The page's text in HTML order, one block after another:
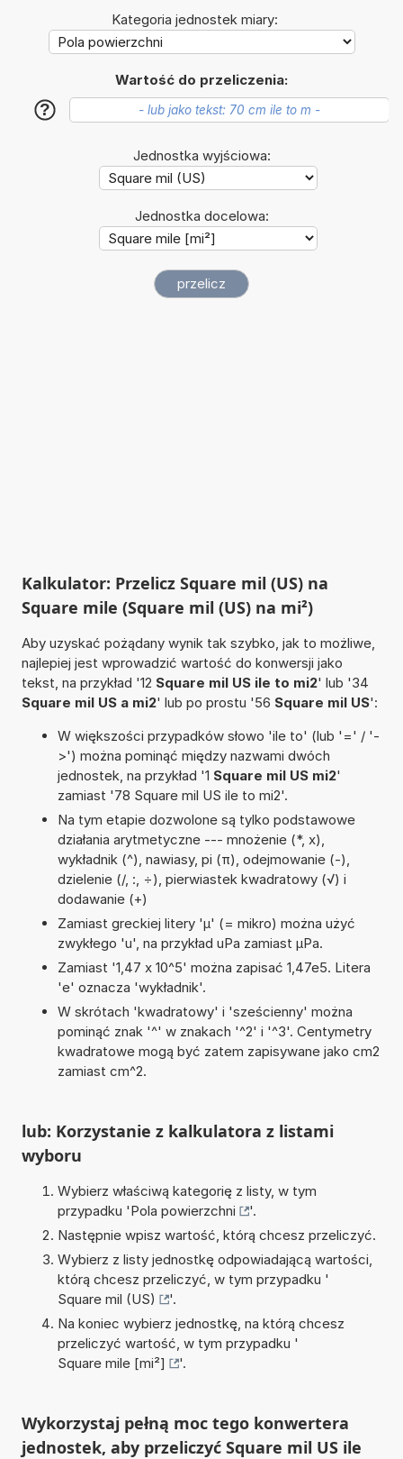
Kategoria jednostek miary:
Wartość do przeliczenia:
?
Jednostka wyjściowa:
Jednostka docelowa:
Kalkulator: Przelicz Square mil (US) na
Square mile (Square mil (US) na mi²)
Aby uzyskać pożądany wynik tak szybko, jak to możliwe,
najlepiej jest wprowadzić wartość do konwersji jako
tekst, na przykład '12 Square mil US ile to mi2' lub '34
Square mil US a mi2' lub po prostu '56 Square mil US':
W większości przypadków słowo 'ile to' (lub '=' / '-
>') można pominąć między nazwami dwóch
jednostek, na przykład '1 Square mil US mi2'
zamiast '78 Square mil US ile to mi2'.
Na tym etapie dozwolone są tylko podstawowe
działania arytmetyczne --- mnożenie (*, x),
wykładnik (^), nawiasy, pi (π), odejmowanie (-),
dzielenie (/, :, ÷), pierwiastek kwadratowy (√) i
dodawanie (+)
Zamiast greckiej litery 'µ' (= mikro) można użyć
zwykłego 'u', na przykład uPa zamiast µPa.
Zamiast '1,47 x 10^5' można zapisać 1,47e5. Litera
'e' oznacza 'wykładnik'.
W skrótach 'kwadratowy' i 'sześcienny' można
pominąć znak '^' w znakach '^2' i '^3'. Centymetry
kwadratowe mogą być zatem zapisywane jako cm2
zamiast cm^2.
lub: Korzystanie z kalkulatora z listami
wyboru
Wybierz właściwą kategorię z listy, w tym
przypadku 'Pola powierzchni
'.
Następnie wpisz wartość, którą chcesz przeliczyć.
Wybierz z listy jednostkę odpowiadającą wartości,
którą chcesz przeliczyć, w tym przypadku '
Square mil (US)
'.
Na koniec wybierz jednostkę, na którą chcesz
przeliczyć wartość, w tym przypadku '
Square mile [mi²]
'.
Wykorzystaj pełną moc tego konwertera
jednostek, aby przeliczyć Square mil US ile